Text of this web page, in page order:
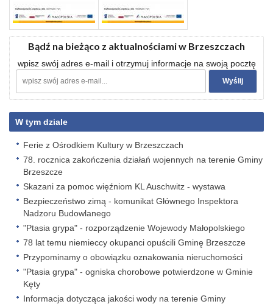
Bądź na bieżąco z aktualnościami w Brzeszczach
wpisz swój adres e-mail i otrzymuj informacje na swoją pocztę
W tym dziale
Ferie z Ośrodkiem Kultury w Brzeszczach
78. rocznica zakończenia działań wojennych na terenie Gminy
Brzeszcze
Skazani za pomoc więźniom KL Auschwitz - wystawa
Bezpieczeństwo zimą - komunikat Głównego Inspektora
Nadzoru Budowlanego
"Ptasia grypa" - rozporządzenie Wojewody Małopolskiego
78 lat temu niemieccy okupanci opuścili Gminę Brzeszcze
Przypominamy o obowiązku oznakowania nieruchomości
"Ptasia grypa" - ogniska chorobowe potwierdzone w Gminie
Kęty
Informacja dotycząca jakości wody na terenie Gminy